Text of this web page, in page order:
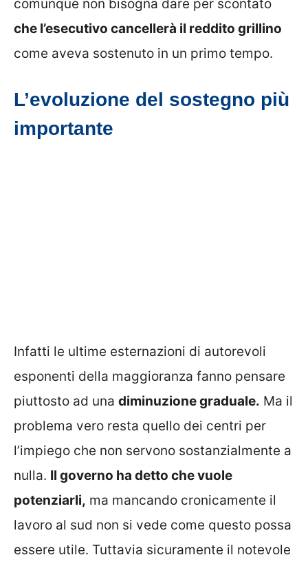
comunque non bisogna dare per scontato
che l’esecutivo cancellerà il reddito grillino
come aveva sostenuto in un primo tempo.
L’evoluzione del sostegno più
importante
Infatti le ultime esternazioni di autorevoli
esponenti della maggioranza fanno pensare
piuttosto ad una diminuzione graduale. Ma il
problema vero resta quello dei centri per
l’impiego che non servono sostanzialmente a
nulla. Il governo ha detto che vuole
potenziarli, ma mancando cronicamente il
lavoro al sud non si vede come questo possa
essere utile. Tuttavia sicuramente il notevole